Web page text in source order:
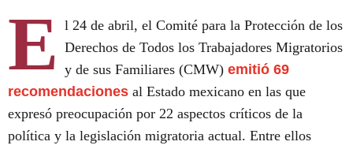
E
l 24 de abril, el Comité para la Protección de los
Derechos de Todos los Trabajadores Migratorios
y de sus Familiares (CMW) emitió 69
recomendaciones al Estado mexicano en las que
expresó preocupación por 22 aspectos críticos de la
política y la legislación migratoria actual. Entre ellos